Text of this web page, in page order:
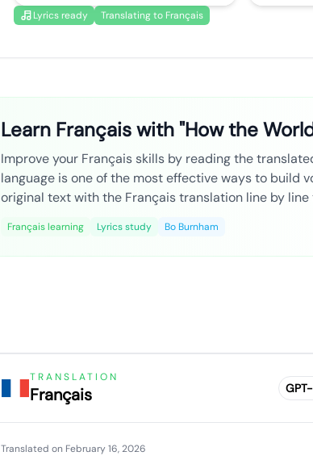
Lyrics ready Translating to Français
Learn Français with "How the
Improve your Français skills by reading the
language is one of the most effective ways to build
original text with the Français translation line by
Français learning Lyrics study Bo Burnham
TRANSLATION
Français
Translated on February 16, 2026